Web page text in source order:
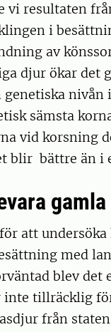
vi resultaten
i
av
djur ökar det
sämsta
vid korsning
blir bättre än i
att
med
blev det
tillräcklig
från